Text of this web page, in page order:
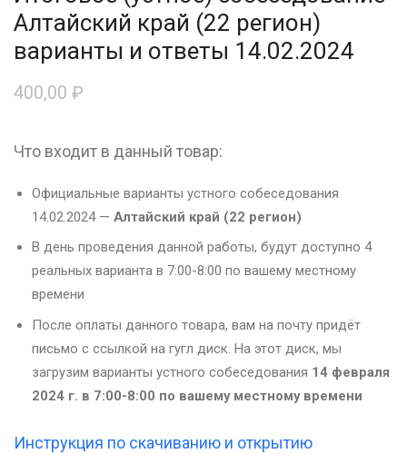
Алтайский край (22 регион)
варианты и ответы 14.02.2024
400,00 ₽
Что входит в данный товар:
Официальные варианты устного собеседования
14.02.2024 — Алтайский край (22 регион)
В день проведения данной работы, будут доступно 4
реальных варианта в 7:00-8:00 по вашему местному
времени
После оплаты данного товара, вам на почту придёт
письмо с ссылкой на гугл диск. На этот диск, мы
загрузим варианты устного собеседования 14 февраля
2024 г. в 7:00-8:00 по вашему местному времени
Инструкция по скачиванию и открытию